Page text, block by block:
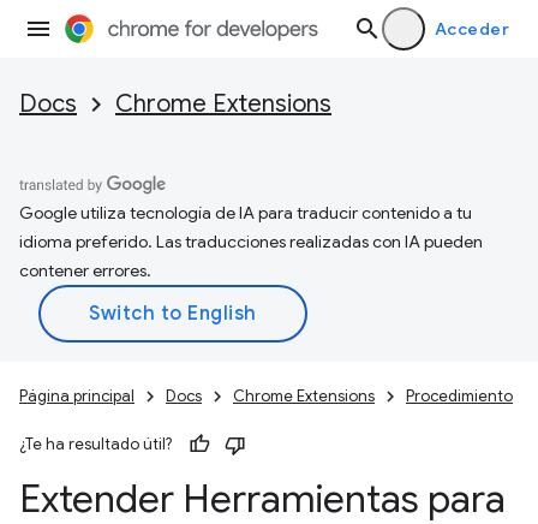
Acceder
Docs Chrome Extensions
Google utiliza tecnología de IA para traducir contenido a tu
idioma preferido. Las traducciones realizadas con IA pueden
contener errores.
Página principal Docs Chrome Extensions Procedimiento
¿Te ha resultado útil?
Extender Herramientas para